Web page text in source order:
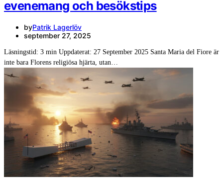
evenemang och besökstips
byPatrik Lagerlöv
september 27, 2025
Läsningstid: 3 min Uppdaterat: 27 September 2025 Santa Maria del Fiore är
inte bara Florens religiösa hjärta, utan…